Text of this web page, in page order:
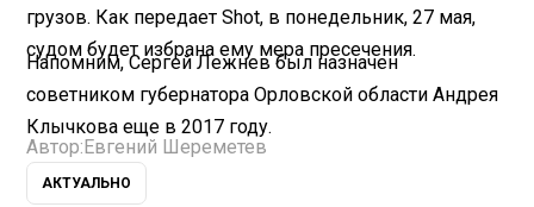
грузов. Как передает Shot, в понедельник, 27 мая,
судом будет избрана ему мера пресечения.
Напомним, Сергей Лежнев был назначен
советником губернатора Орловской области Андрея
Клычкова еще в 2017 году.
Автор: Евгений Шереметев
АКТУАЛЬНО